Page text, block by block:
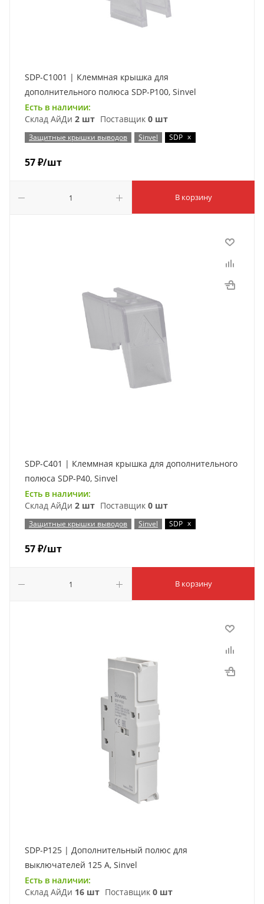
SDP-C1001 | Клеммная крышка для
дополнительного полюса SDP-P100, Sinvel
Есть в наличии:
Склад АйДи 2 шт Поставщик 0 шт
Защитные крышки выводов Sinvel SDP x
57₽/шт
В корзину
SDP-C401 | Клеммная крышка для дополнительного
полюса SDP-P40, Sinvel
Есть в наличии:
Склад АйДи 2 шт Поставщик 0 шт
Защитные крышки выводов Sinvel SDP x
57₽/шт
В корзину
SDP-P125 | Дополнительный полюс для
выключателей 125 А, Sinvel
Есть в наличии:
Склад АйДи 16 шт Поставщик 0 шт